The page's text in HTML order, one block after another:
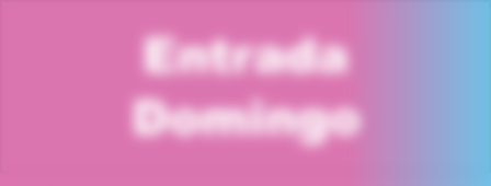
Entrada
Domingo